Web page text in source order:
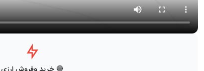
🔵 خرید وفروش ارزی